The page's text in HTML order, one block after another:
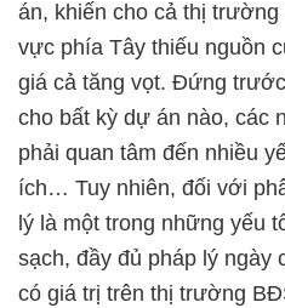
án, khiến cho cả thị
vực phía Tây thiếu nguồn
giá cả tăng vọt. Đứng
cho bất kỳ dự án nào, các
phải quan tâm đến nhiều
ích… Tuy nhiên, đối với
lý là một trong những yếu
sạch, đầy đủ pháp lý ngày
có giá trị trên thị trường